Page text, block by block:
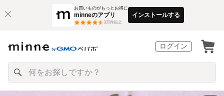
お買いものがもっとお得に
minneのアプリ
3万件以上
インストールする
ログイン